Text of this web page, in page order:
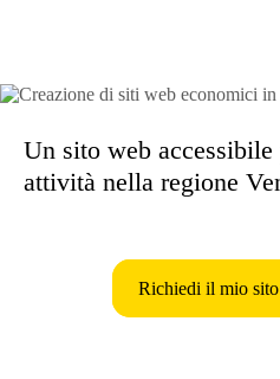
Un sito web
attività nella regione
Richiedi il mio